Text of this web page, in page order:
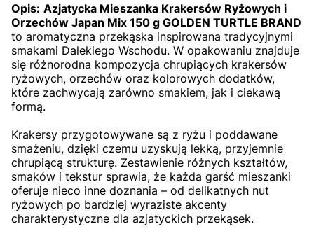
Opis: Azjatycka Mieszanka Krakersów Ryżowych i
Orzechów Japan Mix 150 g GOLDEN TURTLE BRAND
to aromatyczna przekąska inspirowana tradycyjnymi
smakami Dalekiego Wschodu. W opakowaniu znajduje
się różnorodna kompozycja chrupiących krakersów
ryżowych, orzechów oraz kolorowych dodatków,
które zachwycają zarówno smakiem, jak i ciekawą
formą.
Krakersy przygotowywane są z ryżu i poddawane
smażeniu, dzięki czemu uzyskują lekką, przyjemnie
chrupiącą strukturę. Zestawienie różnych kształtów,
smaków i tekstur sprawia, że każda garść mieszanki
oferuje nieco inne doznania – od delikatnych nut
ryżowych po bardziej wyraziste akcenty
charakterystyczne dla azjatyckich przekąsek.